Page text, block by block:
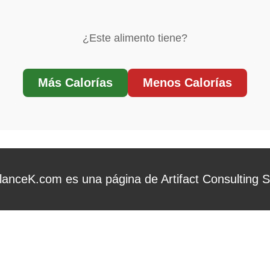
¿Este alimento tiene?
Más Calorías Menos Calorías
es una página de Artifact Consulting